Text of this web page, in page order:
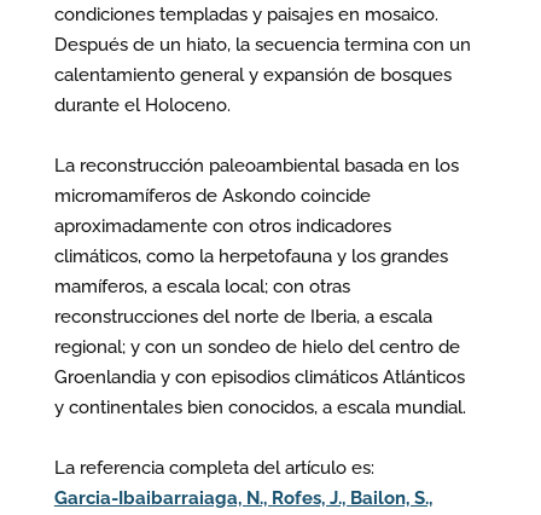
condiciones templadas y paisajes en mosaico.
Después de un hiato, la secuencia termina con un
calentamiento general y expansión de bosques
durante el Holoceno.
La reconstrucción paleoambiental basada en los
micromamíferos de Askondo coincide
aproximadamente con otros indicadores
climáticos, como la herpetofauna y los grandes
mamíferos, a escala local; con otras
reconstrucciones del norte de Iberia, a escala
regional; y con un sondeo de hielo del centro de
Groenlandia y con episodios climáticos Atlánticos
y continentales bien conocidos, a escala mundial.
La referencia completa del artículo es:
Garcia-Ibaibarraiaga, N., Rofes, J., Bailon, S.,